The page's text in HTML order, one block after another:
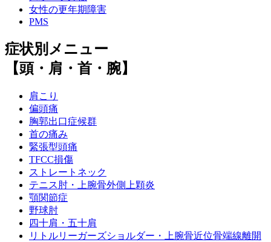
女性の更年期障害
PMS
症状別メニュー
【頭・肩・首・腕】
肩こり
偏頭痛
胸郭出口症候群
首の痛み
緊張型頭痛
TFCC損傷
ストレートネック
テニス肘・上腕骨外側上顆炎
顎関節症
野球肘
四十肩・五十肩
リトルリーガーズショルダー・上腕骨近位骨端線離開